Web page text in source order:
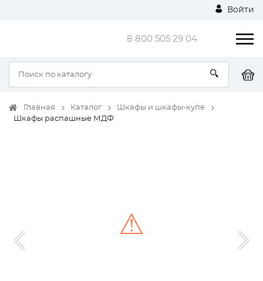
Войти
8 800 505 29 04
Главная Каталог
Шкафы и шкафы-купе
Шкафы распашные МДФ
⚠